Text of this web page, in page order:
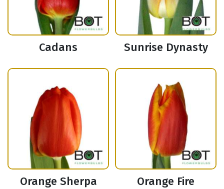
Cadans Sunrise Dynasty
Orange Sherpa Orange Fire